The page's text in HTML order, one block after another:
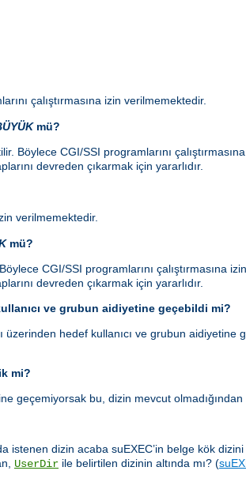
çalıştırmasına izin verilmemektedir.
mü?
Böylece CGI/SSI programlarını
devreden çıkarmak için yararlıdır.
verilmemektedir.
mü?
CGI/SSI programlarını çalıştırmasına
devreden çıkarmak için yararlıdır.
ve grubun aidiyetine geçebildi mi?
hedef kullanıcı ve grubun aidiyetine
mi?
geçemiyorsak bu, dizin mevcut olmadığından
dizin acaba suEXEC’in belge kök dizini
UserDir ile belirtilen dizinin altında mı? (